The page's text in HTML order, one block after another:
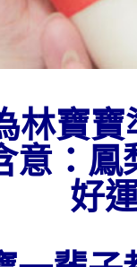
林寶寶
： 鳳
好